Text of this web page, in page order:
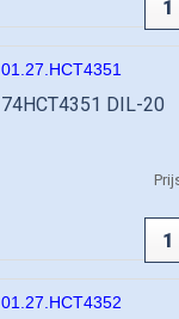
01.27.HCT4351
74HCT4351 DIL-20
01.27.HCT4352